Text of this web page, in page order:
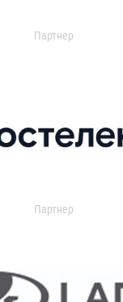
Партнер
Партнер